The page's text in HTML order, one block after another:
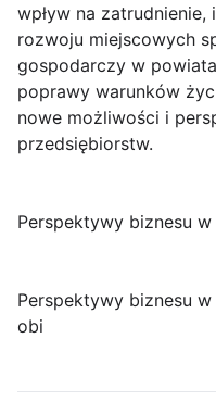
wpływ na
rozwoju miejscowych
gospodarczy w
poprawy warunków
nowe możliwości i
przedsiębiorstw.
Perspektywy biznesu
Perspektywy biznesu
obi